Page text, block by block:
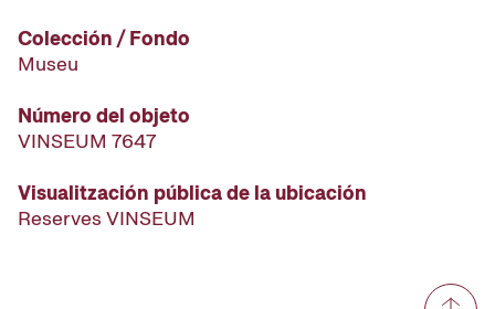
Colección / Fondo
Museu
Número del objeto
VINSEUM 7647
Visualitzación pública de la ubicación
Reserves VINSEUM